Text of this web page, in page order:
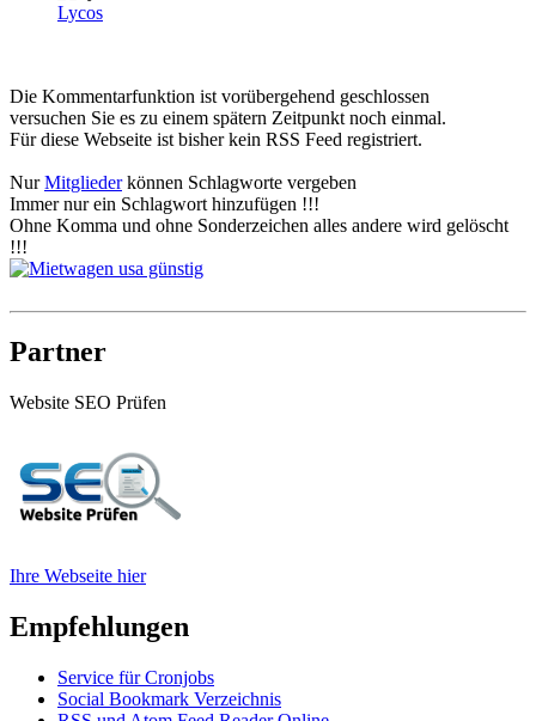
Lycos
Die Kommentarfunktion ist vorübergehend geschlossen
versuchen Sie es zu einem spätern Zeitpunkt noch einmal.
Für diese Webseite ist bisher kein RSS Feed registriert.
NurMitgliederkönnen Schlagworte vergeben
Immer nur ein Schlagwort hinzufügen !!!
Ohne Komma und ohne Sonderzeichen alles andere wird gelöscht
!!!
Partner
Website SEO Prüfen
Ihre Webseite hier
Empfehlungen
Service für Cronjobs
Social Bookmark Verzeichnis